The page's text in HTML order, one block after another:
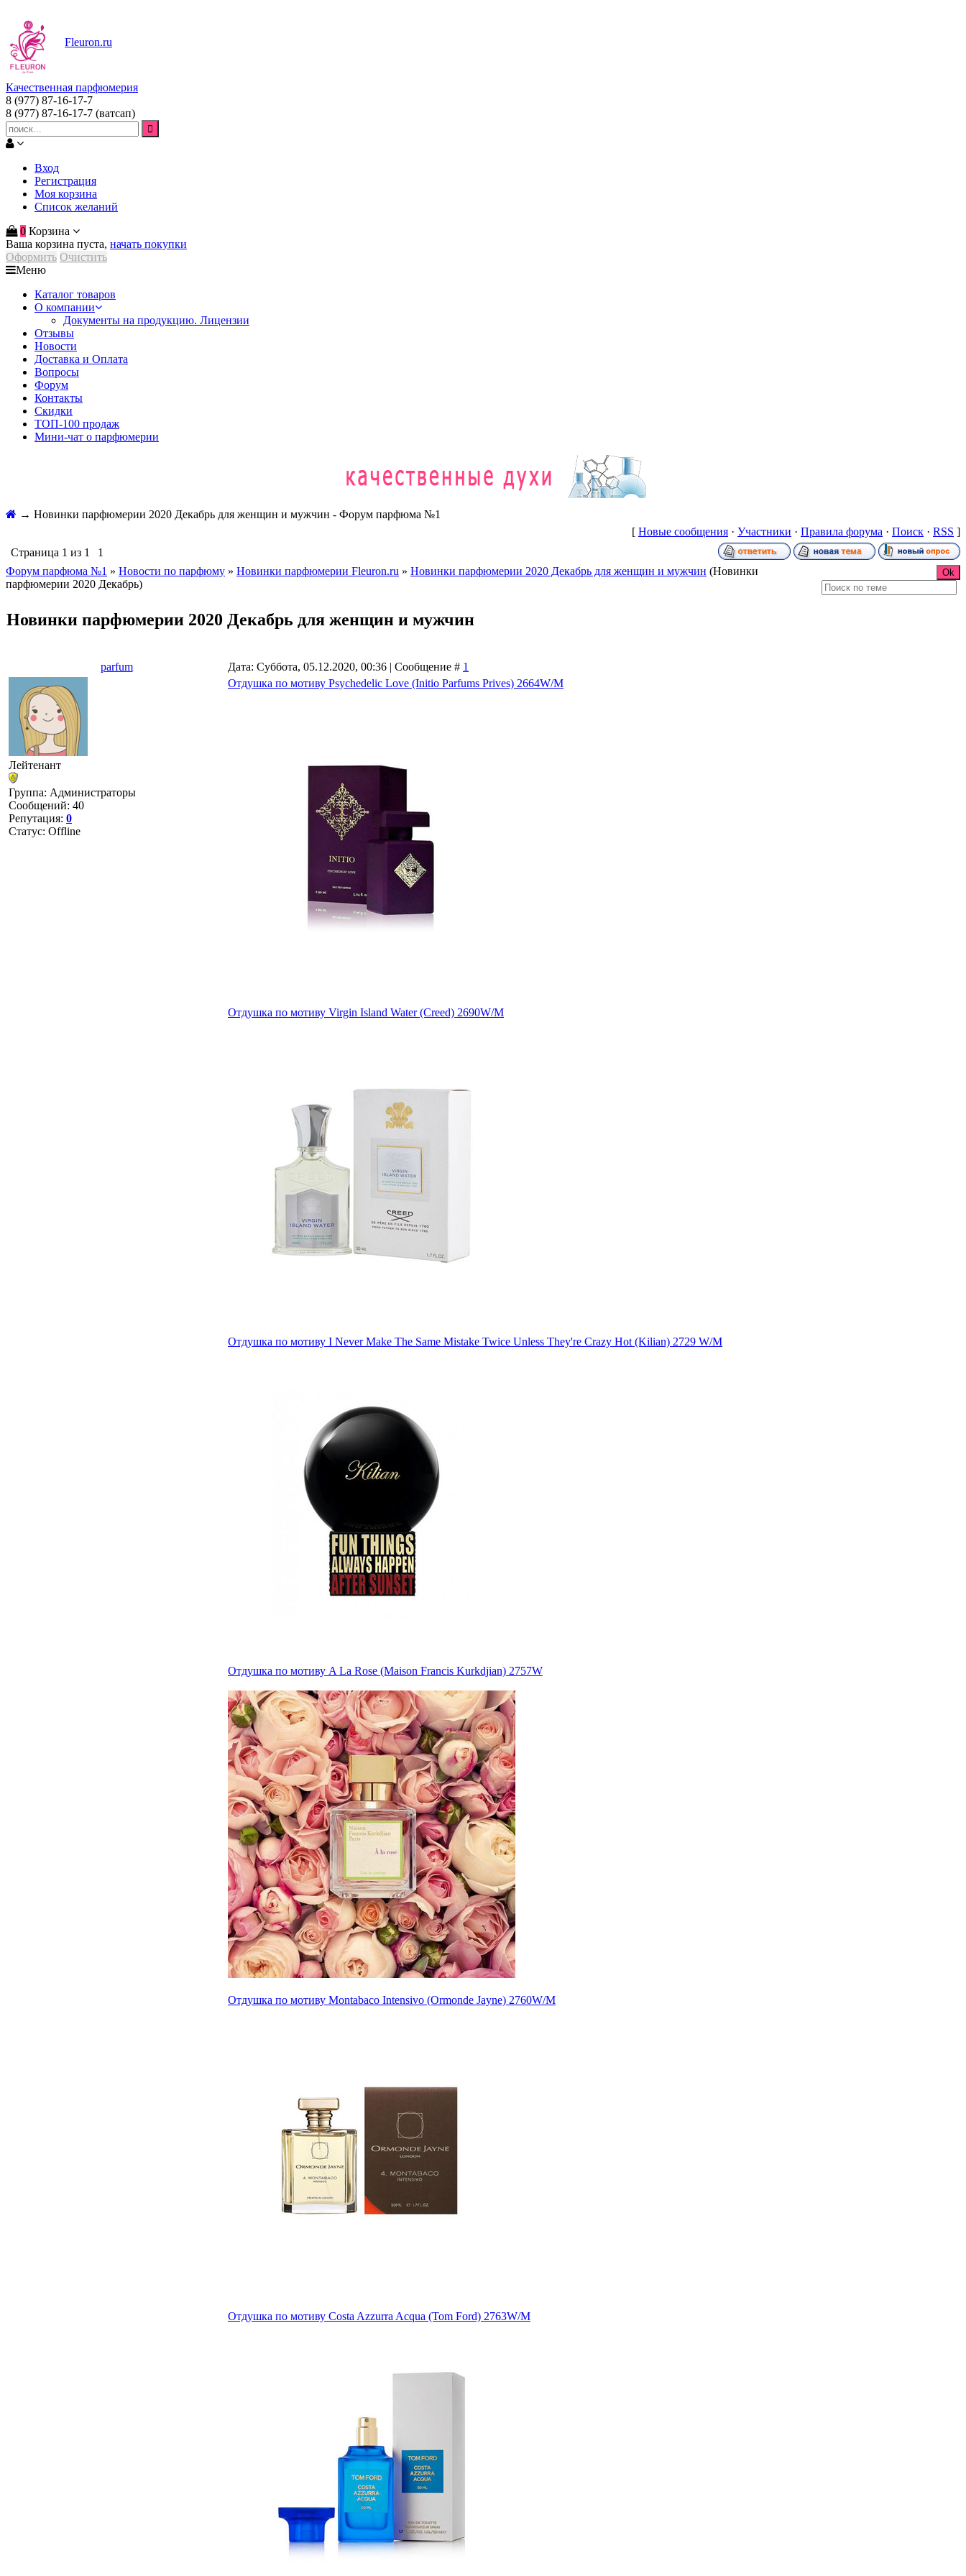
Fleuron.ru
Качественная парфюмерия
8 (977) 87-16-17-7
8 (977) 87-16-17-7 (ватсап)
Вход
Регистрация
Моя корзина
Список желаний
0 Корзина
Ваша корзина пуста, начать покупки
Оформить Очистить
Меню
Каталог товаров
О компании
Документы на продукцию. Лицензии
Отзывы
Новости
Доставка и Оплата
Вопросы
Форум
Контакты
Скидки
ТОП-100 продаж
Мини-чат о парфюмерии
→ Новинки парфюмерии 2020 Декабрь для женщин и мужчин - Форум парфюма №1
[ Новые сообщения · Участники · Правила форума · Поиск · RSS ]
Страница 1 из 1
1
Форум парфюма №1 » Новости по парфюму » Новинки парфюмерии Fleuron.ru » Новинки парфюмерии 2020 Декабрь для женщин и мужчин (Новинки
парфюмерии 2020 Декабрь)
Новинки парфюмерии 2020 Декабрь для женщин и мужчин
parfum Дата: Суббота, 05.12.2020, 00:36 | Сообщение # 1
Лейтенант
Группа: Администраторы
Сообщений: 40
Репутация: 0
Статус: Offline
Отдушка по мотиву Psychedelic Love (Initio Parfums Prives) 2664W/M
Отдушка по мотиву Virgin Island Water (Creed) 2690W/M
Отдушка по мотиву I Never Make The Same Mistake Twice Unless They're Crazy Hot (Kilian) 2729 W/M
Отдушка по мотиву A La Rose (Maison Francis Kurkdjian) 2757W
Отдушка по мотиву Montabaco Intensivo (Ormonde Jayne) 2760W/M
Отдушка по мотиву Costa Azzurra Acqua (Tom Ford) 2763W/M